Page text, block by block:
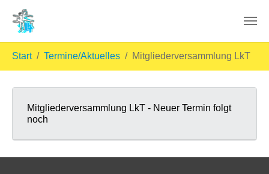
Start Termine/Aktuelles Mitgliederversammlung LkT
Mitgliederversammlung LkT - Neuer Termin folgt
noch